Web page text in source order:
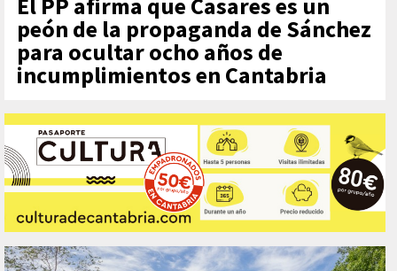
peón de la propaganda de Sánchez
para ocultar ocho años de
incumplimientos en Cantabria